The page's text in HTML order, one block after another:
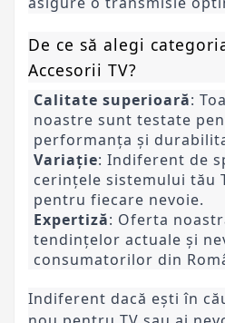
De ce să alegi
Accesorii TV?
Calitate superioară:
noastre sunt testate
performanța și
Variație: Indiferent de
cerințele sistemului tău
pentru fiecare nevoie.
Expertiză: Oferta
tendințelor actuale și
consumatorilor din
Indiferent dacă ești în